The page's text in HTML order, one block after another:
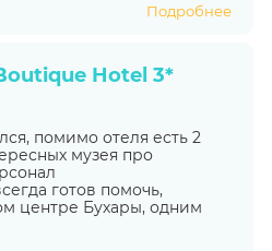
Подробнее
Hotel 3*
помимо отеля есть 2
музея про
готов помочь,
центре Бухары, одним